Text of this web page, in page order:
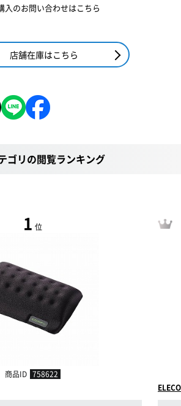
入のお問い合わせはこちら
店舗在庫はこちら
ゴリの閲覧ランキング
1 位
商品ID 758622